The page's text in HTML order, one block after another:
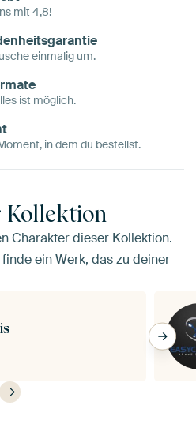
mit 4,8!
einmalig um.
ist möglich.
in dem du bestellst.
Kollektion
Charakter dieser Kollektion.
ein Werk, das zu deiner